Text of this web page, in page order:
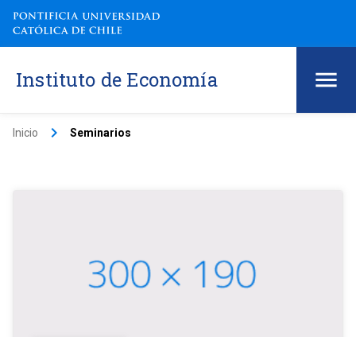
Instituto de Economía
Inicio keyboard_arrow_right Seminarios